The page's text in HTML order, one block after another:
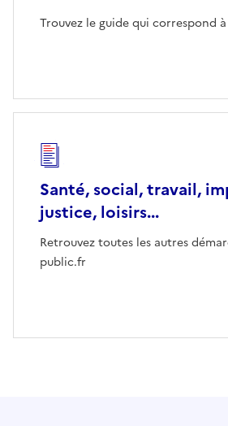
Trouvez le guide qui correspond
Santé, social, travail,
justice, loisirs...
Retrouvez toutes les autres
public.fr